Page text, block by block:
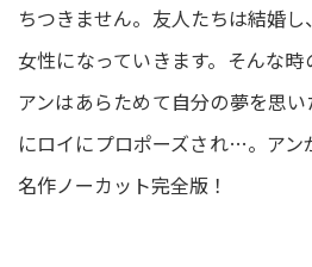
ちつきません。友人たちは結婚
女性になっていきます。そんな時
アンはあらためて自分の夢を思
にロイにプロポーズされ…。アン
名作ノーカット完全版！